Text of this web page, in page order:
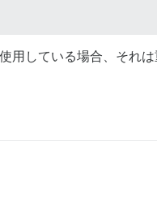
用している場合、それ